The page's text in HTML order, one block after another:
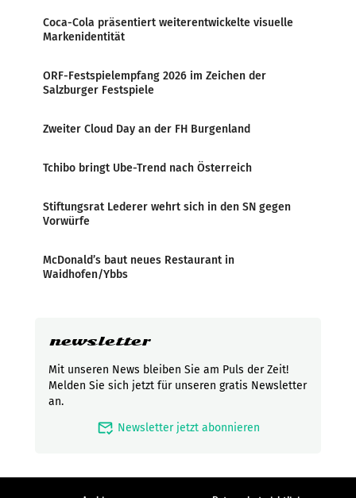
Coca-Cola präsentiert weiterentwickelte visuelle
Markenidentität
ORF-Festspielempfang 2026 im Zeichen der
Salzburger Festspiele
Zweiter Cloud Day an der FH Burgenland
Tchibo bringt Ube-Trend nach Österreich
Stiftungsrat Lederer wehrt sich in den SN gegen
Vorwürfe
McDonald’s baut neues Restaurant in
Waidhofen/Ybbs
newsletter
Mit unseren News bleiben Sie am Puls der Zeit!
Melden Sie sich jetzt für unseren gratis Newsletter
an.
mark_email_read Newsletter jetzt abonnieren